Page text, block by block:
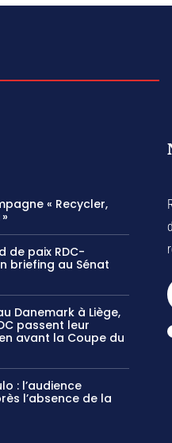
« Recycler,
de paix RDC-
briefing au Sénat
Danemark à Liège,
passent leur
avant la Coupe du
: l’audience
l’absence de la